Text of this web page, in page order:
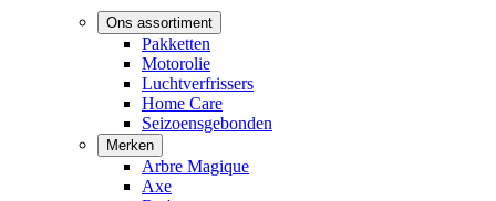
Ons assortiment
Pakketten
Motorolie
Luchtverfrissers
Home Care
Seizoensgebonden
Merken
Arbre Magique
Axe